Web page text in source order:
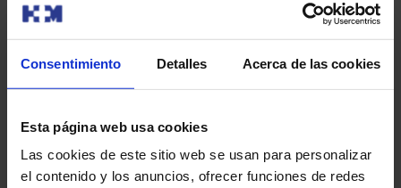
Consentimiento Detalles Acerca de las cookies
Esta página web usa cookies
Las cookies de este sitio web se usan para personalizar
el contenido y los anuncios, ofrecer funciones de redes
cualquier molestia post-procedimiento y asegurar tu
Tras la colonoscopia, el médico analizará los hallazgos y
te explicará los resultados. Estos pueden incluir: